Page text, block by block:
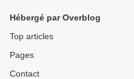
Hébergé par Overblog
Top articles
Pages
Contact